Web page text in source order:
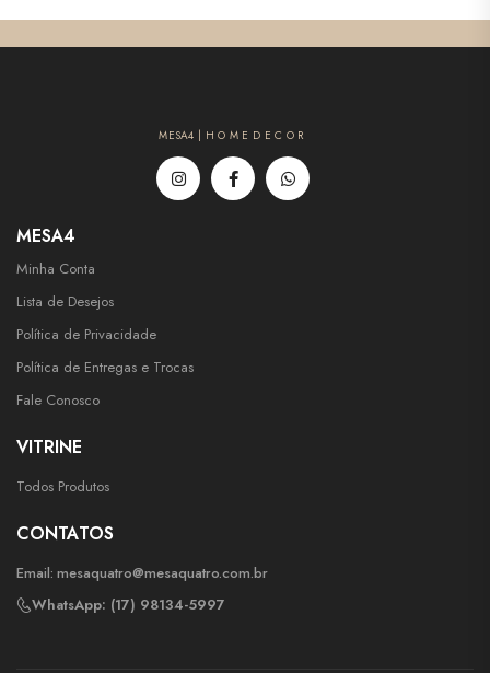
MESA4 | H O M E D E C O R
MESA4
Minha Conta
Lista de Desejos
Política de Privacidade
Política de Entregas e Trocas
Fale Conosco
VITRINE
Todos Produtos
CONTATOS
Email: mesaquatro@mesaquatro.com.br
WhatsApp: (17) 98134-5997